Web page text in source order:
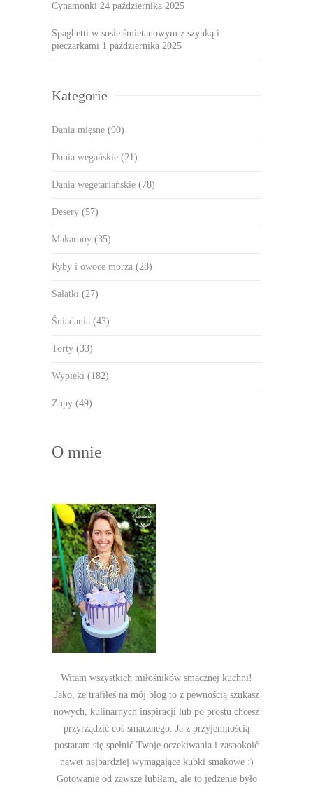
Cynamonki 24 października 2025
Spaghetti w sosie śmietanowym z szynką i
pieczarkami 1 października 2025
Kategorie
Dania mięsne (90)
Dania wegańskie (21)
Dania wegetariańskie (78)
Desery (57)
Makarony (35)
Ryby i owoce morza (28)
Sałatki (27)
Śniadania (43)
Torty (33)
Wypieki (182)
Zupy (49)
O mnie
Witam wszystkich miłośników smacznej kuchni!
Jako, że trafiłeś na mój blog to z pewnością szukasz
nowych, kulinarnych inspiracji lub po prostu chcesz
przyrządzić coś smacznego. Ja z przyjemnością
postaram się spełnić Twoje oczekiwania i zaspokoić
nawet najbardziej wymagające kubki smakowe :)
Gotowanie od zawsze lubiłam, ale to jedzenie było